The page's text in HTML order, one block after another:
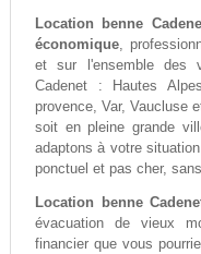
Location benne
économique,
et sur l'ensemble des
Cadenet : Hautes
provence, Var, Vaucluse
soit en pleine grande
adaptons à votre
ponctuel et pas cher,
Location benne
évacuation de vieux
financier que vous